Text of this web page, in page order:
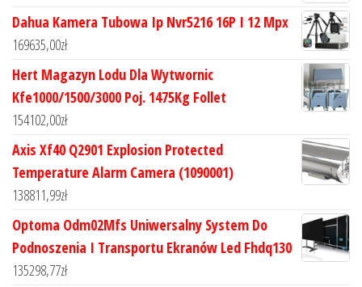
Dahua Kamera Tubowa Ip Nvr5216 16P I 12 Mpx
169635,00zł
Hert Magazyn Lodu Dla Wytwornic
Kfe1000/1500/3000 Poj. 1475Kg Follet
154102,00zł
Axis Xf40 Q2901 Explosion Protected
Temperature Alarm Camera (1090001)
138811,99zł
Optoma Odm02Mfs Uniwersalny System Do
Podnoszenia I Transportu Ekranów Led Fhdq130
135298,77zł